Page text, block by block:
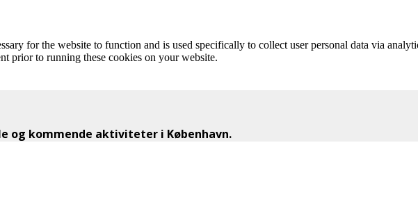
for the website to function and is used specifically to collect user personal data via
prior to running these cookies on your website.
og kommende aktiviteter i København.